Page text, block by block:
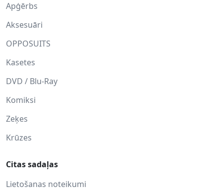
Apģērbs
Aksesuāri
OPPOSUITS
Kasetes
DVD / Blu-Ray
Komiksi
Zeķes
Krūzes
Citas sadaļas
Lietošanas noteikumi